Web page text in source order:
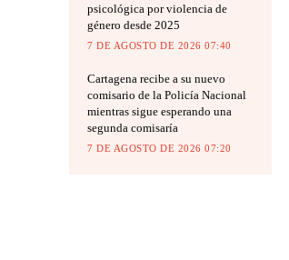
psicológica por violencia de
género desde 2025
7 DE AGOSTO DE 2026 07:40
Cartagena recibe a su nuevo
comisario de la Policía Nacional
mientras sigue esperando una
segunda comisaría
7 DE AGOSTO DE 2026 07:20